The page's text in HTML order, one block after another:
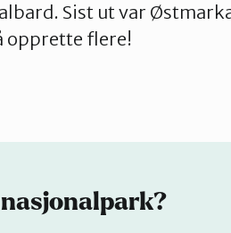
Sist ut var
opprette flere!